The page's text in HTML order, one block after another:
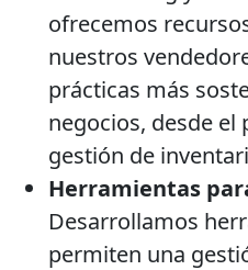
ofrecemos
nuestros
prácticas más
negocios, desde el
gestión de
Herramientas
Desarrollamos
permiten una